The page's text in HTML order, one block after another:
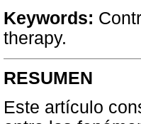
Keywords:
therapy.
RESUMEN
Este artículo